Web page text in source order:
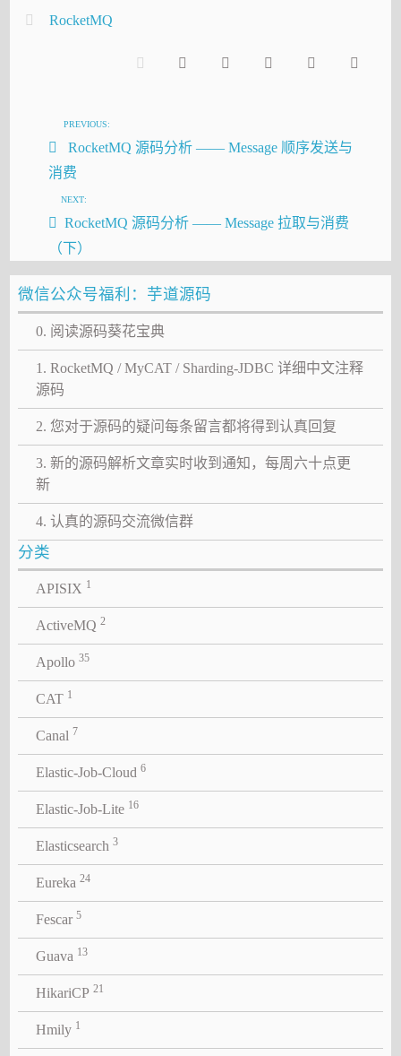
RocketMQ
PREVIOUS:
RocketMQ 源码分析 —— Message 顺序发送与
消费
NEXT:
RocketMQ 源码分析 —— Message 拉取与消费
（下）
微信公众号福利：芋道源码
0. 阅读源码葵花宝典
1. RocketMQ / MyCAT / Sharding-JDBC 详细中文注释
源码
2. 您对于源码的疑问每条留言都将得到认真回复
3. 新的源码解析文章实时收到通知，每周六十点更
新
4. 认真的源码交流微信群
分类
APISIX 1
ActiveMQ 2
Apollo 35
CAT 1
Canal 7
Elastic-Job-Cloud 6
Elastic-Job-Lite 16
Elasticsearch 3
Eureka 24
Fescar 5
Guava 13
HikariCP 21
Hmily 1